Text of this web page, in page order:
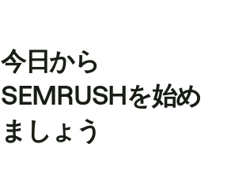
今日から
SEMRUSHを始め
ましょう